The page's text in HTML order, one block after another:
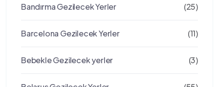
Bandırma Gezilecek Yerler (25)
Barcelona Gezilecek Yerler (11)
Bebekle Gezilecek yerler (3)